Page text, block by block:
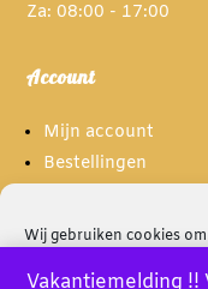
Wij gebruiken cookies
Vakantiemelding !!
Za: 08:00 - 17:00
Account
Mijn account
Bestellingen
Informatie